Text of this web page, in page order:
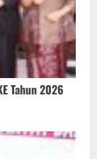
Tahun 2026